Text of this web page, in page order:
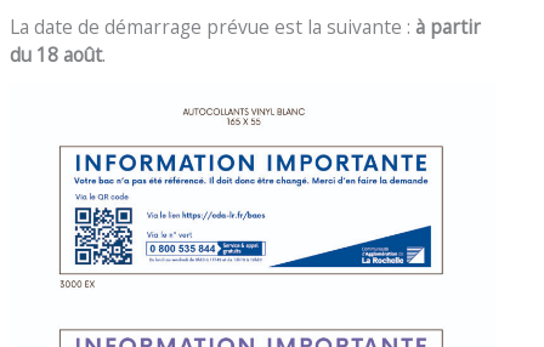
La date de démarrage prévue est la suivante :à partir
du 18 août.